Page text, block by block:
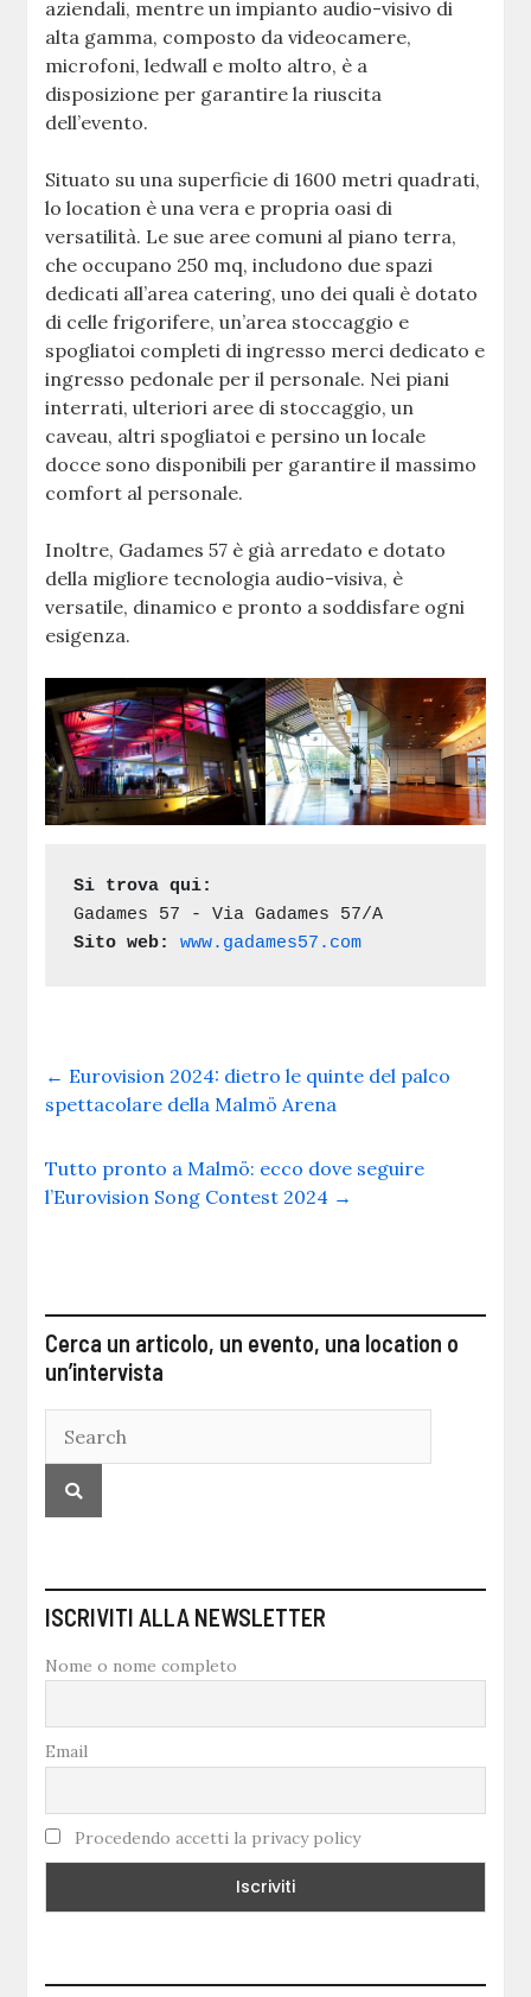
aziendali, mentre un impianto audio-visivo di
alta gamma, composto da videocamere,
microfoni, ledwall e molto altro, è a
disposizione per garantire la riuscita
dell’evento.
Situato su una superficie di 1600 metri quadrati,
lo location è una vera e propria oasi di
versatilità. Le sue aree comuni al piano terra,
che occupano 250 mq, includono due spazi
dedicati all’area catering, uno dei quali è dotato
di celle frigorifere, un’area stoccaggio e
spogliatoi completi di ingresso merci dedicato e
ingresso pedonale per il personale. Nei piani
interrati, ulteriori aree di stoccaggio, un
caveau, altri spogliatoi e persino un locale
docce sono disponibili per garantire il massimo
comfort al personale.
Inoltre, Gadames 57 è già arredato e dotato
della migliore tecnologia audio-visiva, è
versatile, dinamico e pronto a soddisfare ogni
esigenza.
Si trova qui:
Gadames 57 - Via Gadames 57/A
Sito web:
www.gadames57.com
← Eurovision 2024: dietro le quinte del palco
spettacolare della Malmö Arena
Tutto pronto a Malmö: ecco dove seguire
l’Eurovision Song Contest 2024 →
Cerca un articolo, un evento, una location o
un’intervista
ISCRIVITI ALLA NEWSLETTER
Nome o nome completo
Email
Procedendo accetti la privacy policy